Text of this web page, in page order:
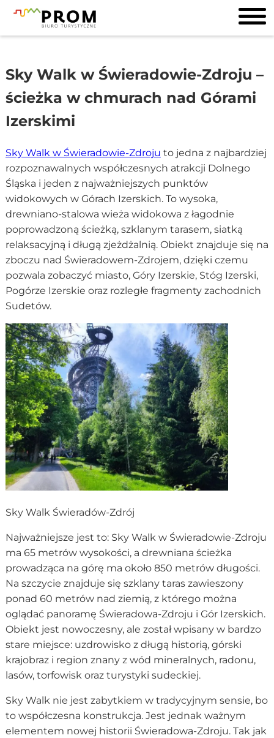
Sky Walk w Świeradowie-Zdroju –
ścieżka w chmurach nad Górami
Izerskimi
Sky Walk w Świeradowie-Zdroju to jedna z najbardziej
rozpoznawalnych współczesnych atrakcji Dolnego
Śląska i jeden z najważniejszych punktów
widokowych w Górach Izerskich. To wysoka,
drewniano-stalowa wieża widokowa z łagodnie
poprowadzoną ścieżką, szklanym tarasem, siatką
relaksacyjną i długą zjeżdżalnią. Obiekt znajduje się na
zboczu nad Świeradowem-Zdrojem, dzięki czemu
pozwala zobaczyć miasto, Góry Izerskie, Stóg Izerski,
Pogórze Izerskie oraz rozległe fragmenty zachodnich
Sudetów.
Sky Walk Świeradów-Zdrój
Najważniejsze jest to: Sky Walk w Świeradowie-Zdroju
ma 65 metrów wysokości, a drewniana ścieżka
prowadząca na górę ma około 850 metrów długości.
Na szczycie znajduje się szklany taras zawieszony
ponad 60 metrów nad ziemią, z którego można
oglądać panoramę Świeradowa-Zdroju i Gór Izerskich.
Obiekt jest nowoczesny, ale został wpisany w bardzo
stare miejsce: uzdrowisko z długą historią, górski
krajobraz i region znany z wód mineralnych, radonu,
lasów, torfowisk oraz turystyki sudeckiej.
Sky Walk nie jest zabytkiem w tradycyjnym sensie, bo
to współczesna konstrukcja. Jest jednak ważnym
elementem nowej historii Świeradowa-Zdroju. Tak jak